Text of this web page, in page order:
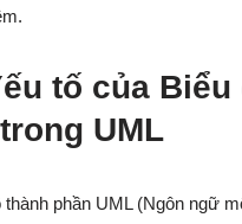
tố của Biểu
UML
thành phần UML (Ngôn ngữ